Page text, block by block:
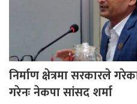
निर्माण क्षेत्रमा सरकारले
गरेनः नेकपा सांसद शर्मा